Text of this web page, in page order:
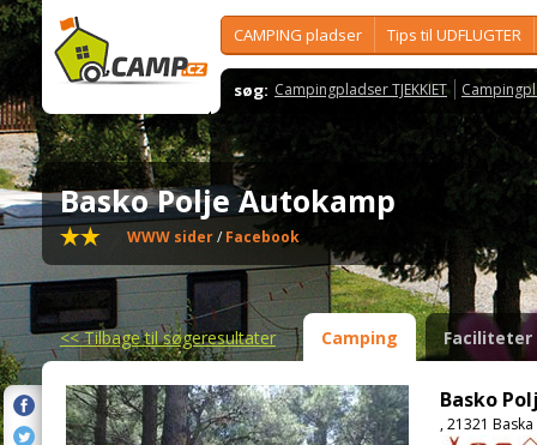
CAMPING pladser Tips til UDFLUGTER
søg: Campingpladser TJEKKIET
Basko Polje Autokamp
WWW sider/Facebook
<<Tilbage til søgeresultater Camping Faciliteter
Basko
, 21321